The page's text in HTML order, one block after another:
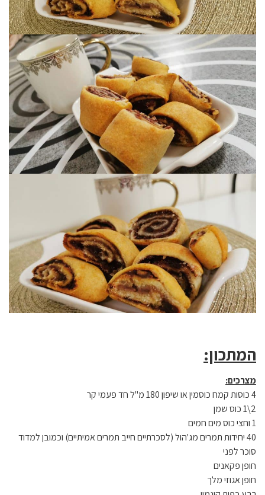
המתכון:
מצרכים:
4 כוסות קמח כוסמין או שיפון 180 מ"ל חד פעמי קר
2\1 כוס שמן
1 וחצי כוס מים חמים
40 יחידות תמרים מג'הול (לסכרתיים חייב תמרים אמיתיים) וכמובן למדוד
סוכר לפני
חופן פקאנים
חופן אגוזי מלך